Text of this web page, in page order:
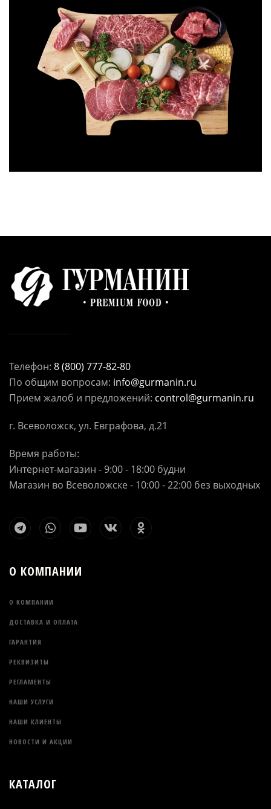
Телефон: 8 (800) 777-82-80
По общим вопросам: info@gurmanin.ru
Прием жалоб и предложений: control@gurmanin.ru
г. Всеволожск, ул. Евграфова, д.21
Время работы:
Интернет-магазин - 9:00 - 18:00 будни
Магазин во Всеволожске - 10:00 - 22:00 без выходных
О КОМПАНИИ
О КОМПАНИИ
ДОСТАВКА И ОПЛАТА
ГАРАНТИЯ
РЕКВИЗИТЫ
РЕГЛАМЕНТЫ
НАШИ УСЛУГИ
НАШИ КЛИЕНТЫ
НОВОСТИ И АКЦИИ
КАТАЛОГ